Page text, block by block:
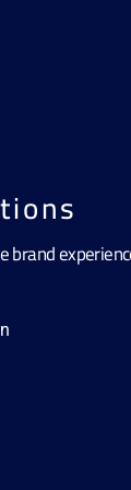
brand